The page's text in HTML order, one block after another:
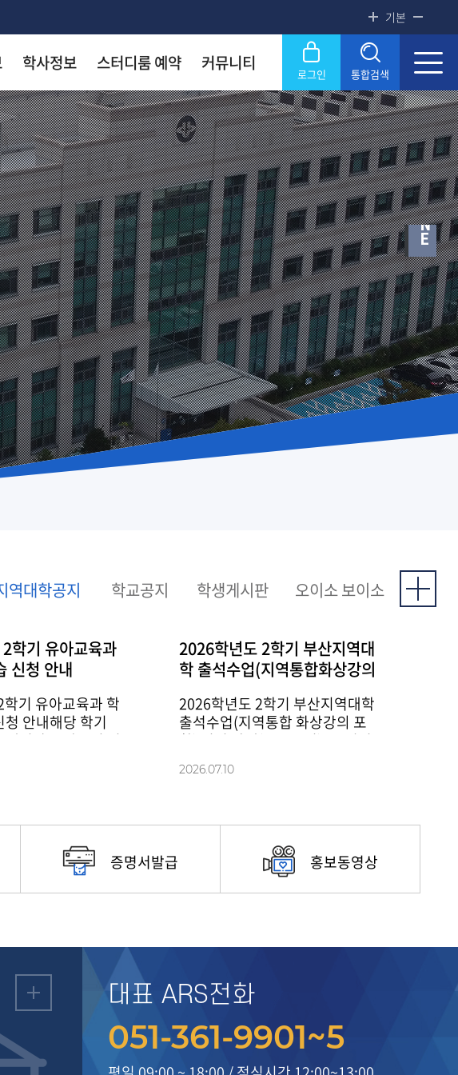
기본
착한 등록금! 수준높은 4년제 국립대
KNOUSERVICE
출판문화원 KNOU 위클리
발전기금 중앙도서관
착한 등록금! 수준높은 4년제 국립대
KNOUSERVICE
출판문화원 KNOU 위클리
발전기금 중앙도서관
학사정보
착한 등록금! 수준높은 4년제 국립대
KNOUSERVICE
출판문화원 KNOU 위클리
발전기금 중앙도서관
스터디룸 예약
착한 등록금! 수준높은 4년제 국립대
KNOUSERVICE
출판문화원 KNOU 위클리
발전기금 중앙도서관
커뮤니티
착한 등록금! 수준높은 4년제 국립대
KNOUSERVICE
출판문화원 KNOU 위클리
발전기금 중앙도서관
로그인 통합검색
닫기
P
O
P
U
P
Z
O
N
E
역대학공지
학기 유아교육과
신청 안내
기 유아교육과 학
안내해당 학기
예정자는 반드시 신
로 원본 실습 신청
2026학년도 2학기 부산지역대
학 출석수업(지역통합화상강의
2026학년도 2학기 부산지역대학
출석수업(지역통합 화상강의 포
함) 일정 안내(8.7. 수정)※ [변경
년' 출석수업 일정 변경(7.16. 수
2026.07.10
학교공지 학생게시판 오이소 보이소
증명서발급 홍보동영상
대표 ARS전화
051-361-9901~5